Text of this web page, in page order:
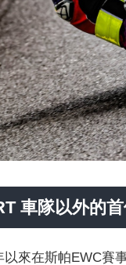
車隊以外的
以來在斯帕EWC賽